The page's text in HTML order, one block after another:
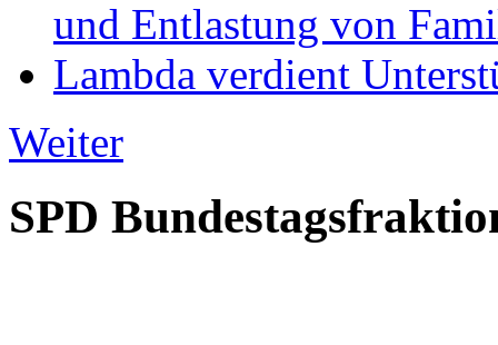
und Entlastung von
Lambda verdient
Weiter
SPD